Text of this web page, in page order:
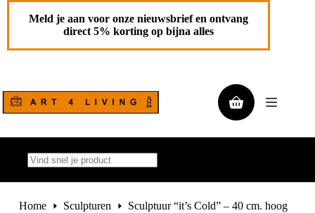
Ga
Meld je aan voor onze nieuwsbrief en ontvang
direct 5% korting op bijna alles
Winkelwagen
resultaten
Home
Sculpturen Sculptuur “it’s Cold” – 40 cm. hoog